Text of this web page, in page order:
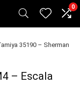
0
35190 – Sherman
– Escala